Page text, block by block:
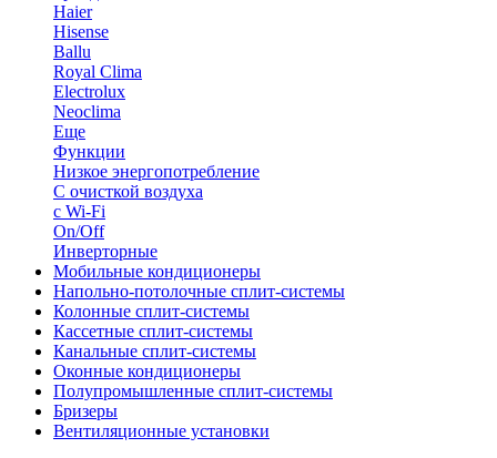
Haier
Hisense
Ballu
Royal Clima
Electrolux
Neoclima
Еще
Функции
Низкое энергопотребление
С очисткой воздуха
с Wi-Fi
On/Off
Инверторные
Мобильные кондиционеры
Напольно-потолоч​ные ​сплит-системы
Колонные ​​сплит-системы
Кассетные сплит-системы
Канальные сплит-системы
Оконные кондиционеры
Полупромышленные сплит-системы
Бризеры
Вентиляционные установки